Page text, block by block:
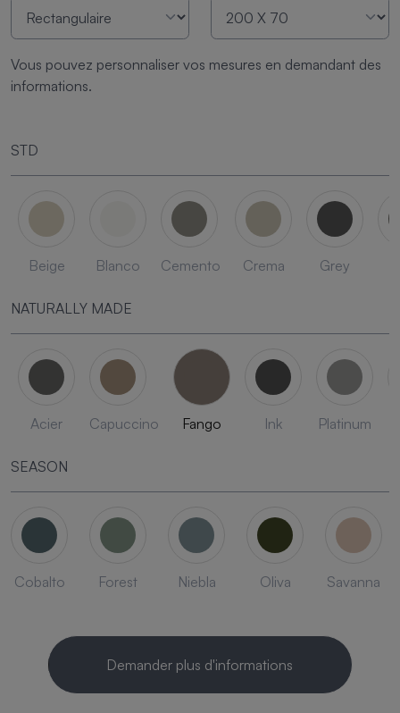
Vous pouvez personnaliser vos mesures en demandant des
informations.
STD
Beige Blanco Cemento Crema Grey
NATURALLY MADE
Acier Capuccino Fango Ink Platinum
SEASON
Cobalto Forest Niebla Oliva Savanna
Demander plus d'informations